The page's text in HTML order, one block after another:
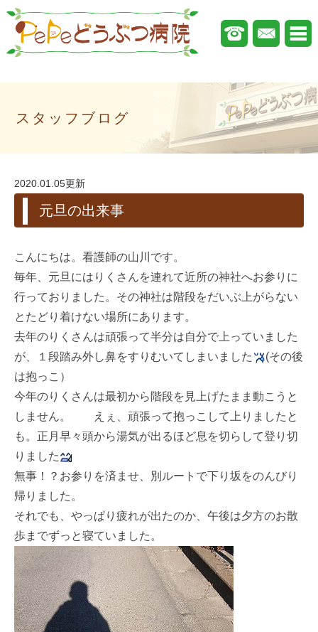
スタッフブログ
2020.01.05更新
元旦の出来事
こんにちは。看護師の山川です。
毎年、元旦にはりくさんを連れて近所の神社へお参りに
行っておりました。その神社は階段をだいぶ上がらない
とたどり着けない場所にあります。
去年のりくさんは頑張って半分は自分で上っていました
が、１段踏み外し鼻をすりむいてしまいました
(その後
は抱っこ）
今年のりくさんは最初から階段を見上げたまま動こうと
しません。 えぇ、頑張って抱っこして上りましたと
も。正月早々頭から湯気が出るほど息を切らして登り切
りました
無事！？お参りを済ませ、別ルートで下り坂をのんびり
帰りました。
それでも、やっぱり疲れが出たのか、午後は夕方のお散
歩までずっと寝ていました。